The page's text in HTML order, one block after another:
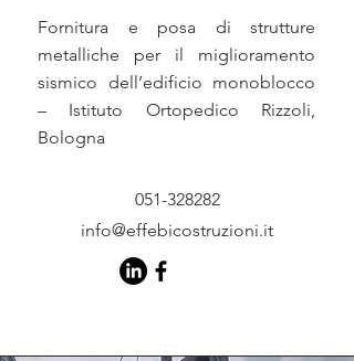
Fornitura e posa di strutture
metalliche per il miglioramento
sismico dell’edificio monoblocco
– Istituto Ortopedico Rizzoli,
Bologna
051-328282
info@effebicostruzioni.it